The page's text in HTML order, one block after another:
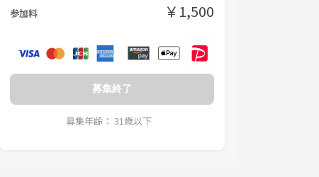
参加料 ￥1,500
募集終了
募集年齢： 31歳以下